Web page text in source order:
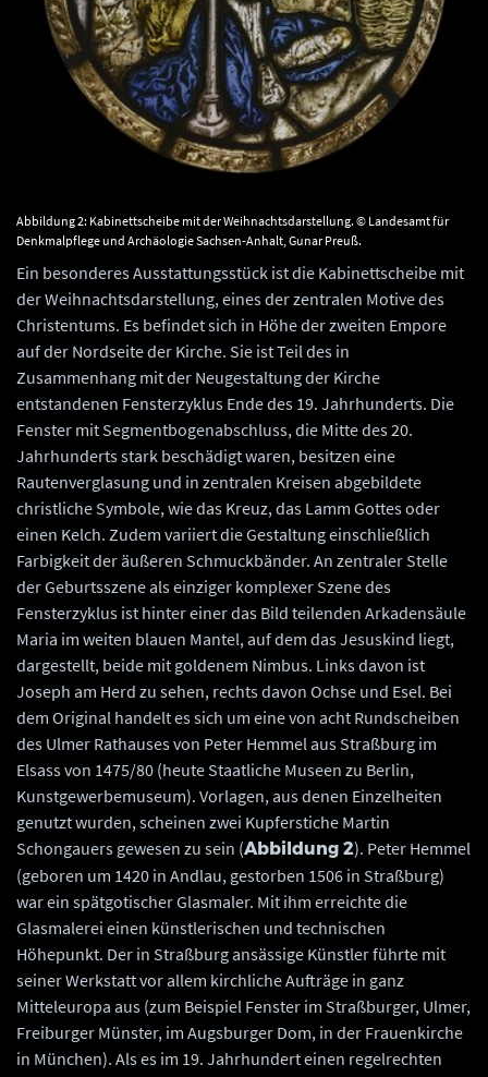
Abbildung 2: Kabinettscheibe mit der Weihnachtsdarstellung. © Landesamt für
Denkmalpflege und Archäologie Sachsen-Anhalt, Gunar Preuß.
Ein besonderes Ausstattungsstück ist die Kabinettscheibe mit
der Weihnachtsdarstellung, eines der zentralen Motive des
Christentums. Es befindet sich in Höhe der zweiten Empore
auf der Nordseite der Kirche. Sie ist Teil des in
Zusammenhang mit der Neugestaltung der Kirche
entstandenen Fensterzyklus Ende des 19. Jahrhunderts. Die
Fenster mit Segmentbogenabschluss, die Mitte des 20.
Jahrhunderts stark beschädigt waren, besitzen eine
Rautenverglasung und in zentralen Kreisen abgebildete
christliche Symbole, wie das Kreuz, das Lamm Gottes oder
einen Kelch. Zudem variiert die Gestaltung einschließlich
Farbigkeit der äußeren Schmuckbänder. An zentraler Stelle
der Geburtsszene als einziger komplexer Szene des
Fensterzyklus ist hinter einer das Bild teilenden Arkadensäule
Maria im weiten blauen Mantel, auf dem das Jesuskind liegt,
dargestellt, beide mit goldenem Nimbus. Links davon ist
Joseph am Herd zu sehen, rechts davon Ochse und Esel. Bei
dem Original handelt es sich um eine von acht Rundscheiben
des Ulmer Rathauses von Peter Hemmel aus Straßburg im
Elsass von 1475/80 (heute Staatliche Museen zu Berlin,
Kunstgewerbemuseum). Vorlagen, aus denen Einzelheiten
genutzt wurden, scheinen zwei Kupferstiche Martin
Schongauers gewesen zu sein (Abbildung 2). Peter Hemmel
(geboren um 1420 in Andlau, gestorben 1506 in Straßburg)
war ein spätgotischer Glasmaler. Mit ihm erreichte die
Glasmalerei einen künstlerischen und technischen
Höhepunkt. Der in Straßburg ansässige Künstler führte mit
seiner Werkstatt vor allem kirchliche Aufträge in ganz
Mitteleuropa aus (zum Beispiel Fenster im Straßburger, Ulmer,
Freiburger Münster, im Augsburger Dom, in der Frauenkirche
in München). Als es im 19. Jahrhundert einen regelrechten